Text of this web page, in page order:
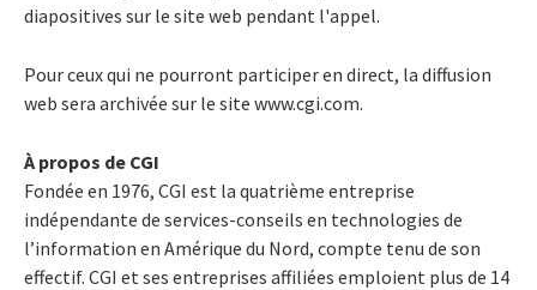
diapositives sur le site web pendant l'appel.
Pour ceux qui ne pourront participer en direct, la diffusion
web sera archivée sur le site www.cgi.com.
À propos de CGI
Fondée en 1976, CGI est la quatrième entreprise
indépendante de services-conseils en technologies de
l’information en Amérique du Nord, compte tenu de son
effectif. CGI et ses entreprises affiliées emploient plus de 14